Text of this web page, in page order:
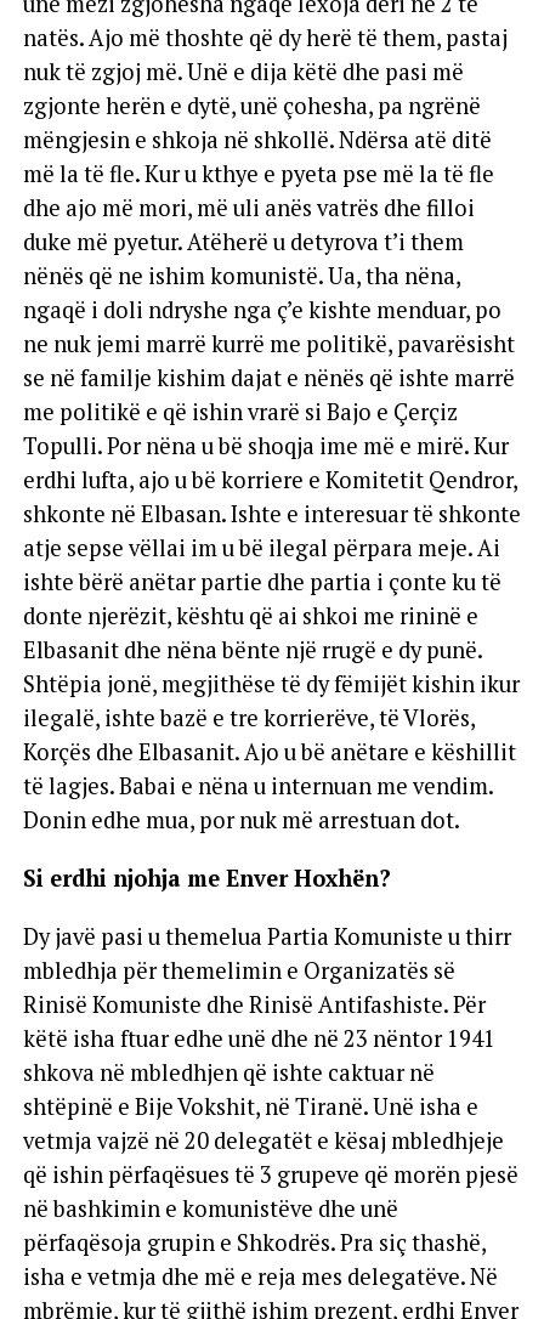
natës. Ajo më thoshte që dy herë të them, pastaj
nuk të zgjoj më. Unë e dija këtë dhe pasi më
zgjonte herën e dytë, unë çohesha, pa ngrënë
mëngjesin e shkoja në shkollë. Ndërsa atë ditë
më la të fle. Kur u kthye e pyeta pse më la të fle
dhe ajo më mori, më uli anës vatrës dhe filloi
duke më pyetur. Atëherë u detyrova t’i them
nënës që ne ishim komunistë. Ua, tha nëna,
ngaqë i doli ndryshe nga ç’e kishte menduar, po
ne nuk jemi marrë kurrë me politikë, pavarësisht
se në familje kishim dajat e nënës që ishte marrë
me politikë e që ishin vrarë si Bajo e Çerçiz
Topulli. Por nëna u bë shoqja ime më e mirë. Kur
erdhi lufta, ajo u bë korriere e Komitetit Qendror,
shkonte në Elbasan. Ishte e interesuar të shkonte
atje sepse vëllai im u bë ilegal përpara meje. Ai
ishte bërë anëtar partie dhe partia i çonte ku të
donte njerëzit, kështu që ai shkoi me rininë e
Elbasanit dhe nëna bënte një rrugë e dy punë.
Shtëpia jonë, megjithëse të dy fëmijët kishin ikur
ilegalë, ishte bazë e tre korrierëve, të Vlorës,
Korçës dhe Elbasanit. Ajo u bë anëtare e këshillit
të lagjes. Babai e nëna u internuan me vendim.
Donin edhe mua, por nuk më arrestuan dot.
Si erdhi njohja me Enver Hoxhën?
Dy javë pasi u themelua Partia Komuniste u thirr
mbledhja për themelimin e Organizatës së
Rinisë Komuniste dhe Rinisë Antifashiste. Për
këtë isha ftuar edhe unë dhe në 23 nëntor 1941
shkova në mbledhjen që ishte caktuar në
shtëpinë e Bije Vokshit, në Tiranë. Unë isha e
vetmja vajzë në 20 delegatët e kësaj mbledhjeje
që ishin përfaqësues të 3 grupeve që morën pjesë
në bashkimin e komunistëve dhe unë
përfaqësoja grupin e Shkodrës. Pra siç thashë,
isha e vetmja dhe më e reja mes delegatëve. Në
mbrëmje, kur të gjithë ishim prezent, erdhi Enver